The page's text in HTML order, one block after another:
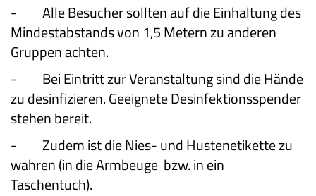
-
Alle Besucher sollten auf die Einhaltung des
Mindestabstands von 1,5 Metern zu anderen
Gruppen achten.
-
Bei Eintritt zur Veranstaltung sind die Hände
zu desinfizieren. Geeignete Desinfektionsspender
stehen bereit.
-
Zudem ist die Nies- und Hustenetikette zu
wahren (in die Armbeuge bzw. in ein
Taschentuch).